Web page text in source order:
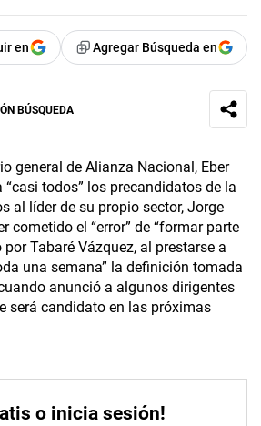
en Agregar Búsqueda en
BÚSQUEDA
general de Alianza Nacional, Eber
“casi todos” los precandidatos de la
al líder de su propio sector, Jorge
cometido el “error” de “formar parte
Tabaré Vázquez, al prestarse a
una semana” la definición tomada
anunció a algunos dirigentes
será candidato en las próximas
o inicia sesión!